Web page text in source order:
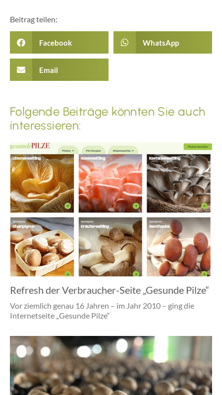
Beitrag teilen:
Facebook WhatsApp
Email
Folgende Beiträge könnten Sie auch
interessieren:
Refresh der Verbraucher-Seite „Gesunde Pilze“
Vor ziemlich genau 16 Jahren – im Jahr 2010 – ging die
Internetseite „Gesunde Pilze“